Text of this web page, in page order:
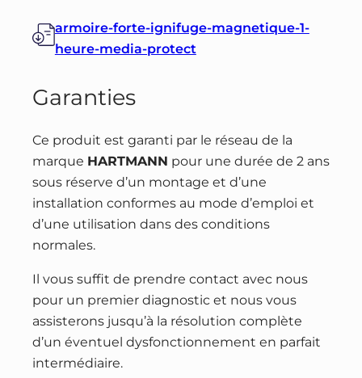
armoire-forte-ignifuge-magnetique-1-
heure-media-protect
Garanties
Ce produit est garanti par le réseau de la
marque HARTMANN pour une durée de 2 ans
sous réserve d’un montage et d’une
installation conformes au mode d’emploi et
d’une utilisation dans des conditions
normales.
Il vous suffit de prendre contact avec nous
pour un premier diagnostic et nous vous
assisterons jusqu’à la résolution complète
d’un éventuel dysfonctionnement en parfait
intermédiaire.